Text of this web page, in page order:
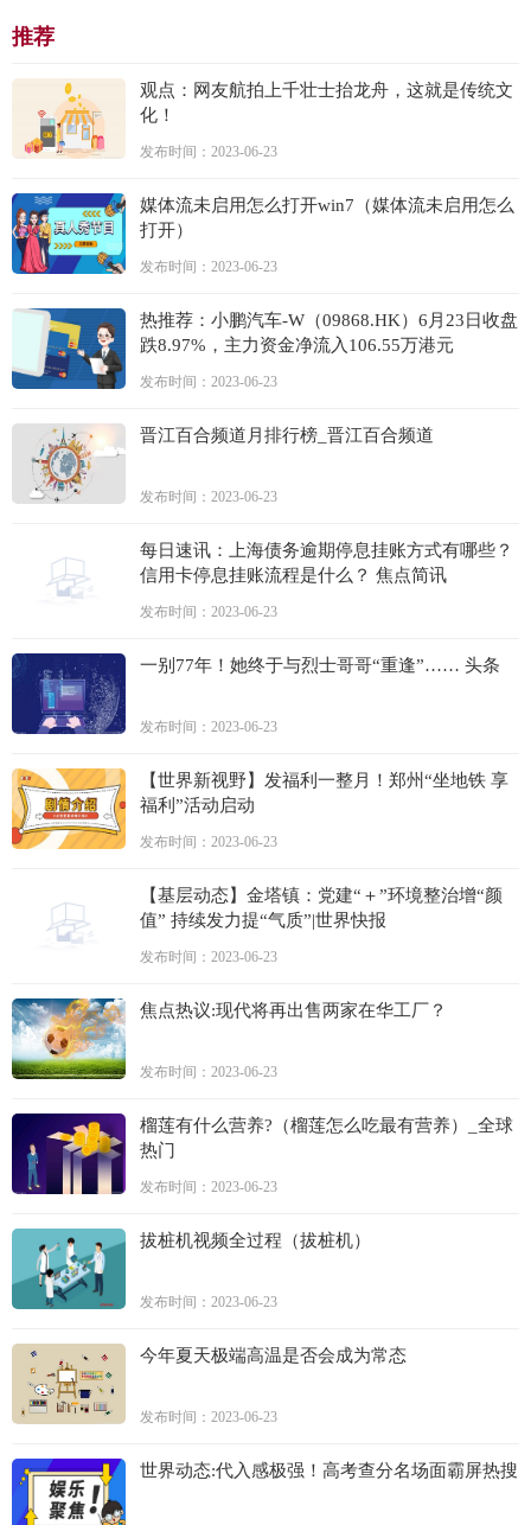
推荐
观点：网友航拍上千壮士抬龙舟，这就是传统文
化！
发布时间：2023-06-23
媒体流未启用怎么打开win7（媒体流未启用怎么
打开）
发布时间：2023-06-23
热推荐：小鹏汽车-W（09868.HK）6月23日收盘
跌8.97%，主力资金净流入106.55万港元
发布时间：2023-06-23
晋江百合频道月排行榜_晋江百合频道
发布时间：2023-06-23
每日速讯：上海债务逾期停息挂账方式有哪些？
信用卡停息挂账流程是什么？ 焦点简讯
发布时间：2023-06-23
一别77年！她终于与烈士哥哥“重逢”…… 头条
发布时间：2023-06-23
【世界新视野】发福利一整月！郑州“坐地铁 享
福利”活动启动
发布时间：2023-06-23
【基层动态】金塔镇：党建“＋”环境整治增“颜
值” 持续发力提“气质”|世界快报
发布时间：2023-06-23
焦点热议:现代将再出售两家在华工厂？
发布时间：2023-06-23
榴莲有什么营养?（榴莲怎么吃最有营养）_全球
热门
发布时间：2023-06-23
拔桩机视频全过程（拔桩机）
发布时间：2023-06-23
今年夏天极端高温是否会成为常态
发布时间：2023-06-23
世界动态:代入感极强！高考查分名场面霸屏热搜